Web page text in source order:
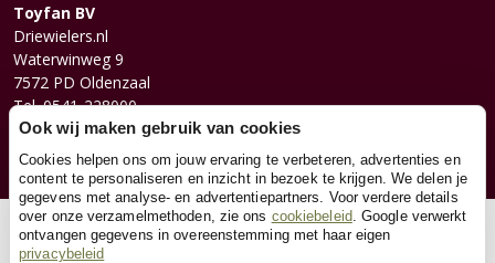
Toyfan BV
Driewielers.nl
Waterwinweg 9
7572 PD Oldenzaal
Tel. 0541-228000
Facebook
Instagram
© 2026 Toyfan BV
Ook wij maken gebruik van cookies
Cookies helpen ons om jouw ervaring te verbeteren, advertenties en
content te personaliseren en inzicht in bezoek te krijgen. We delen je
gegevens met analyse- en advertentiepartners. Voor verdere details
over onze verzamelmethoden, zie ons cookiebeleid. Google verwerkt
ontvangen gegevens in overeenstemming met haar eigen
privacybeleid